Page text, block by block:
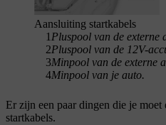
Aansluiting startkabels
1 Pluspool van de externe
2Pluspool van de 12V-
3Minpool van de externe
4Minpool van je auto.
Er zijn een paar dingen die je
startkabels.